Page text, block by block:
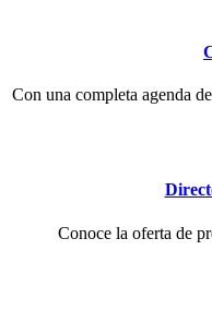
Con una completa agenda
Conoce la oferta de